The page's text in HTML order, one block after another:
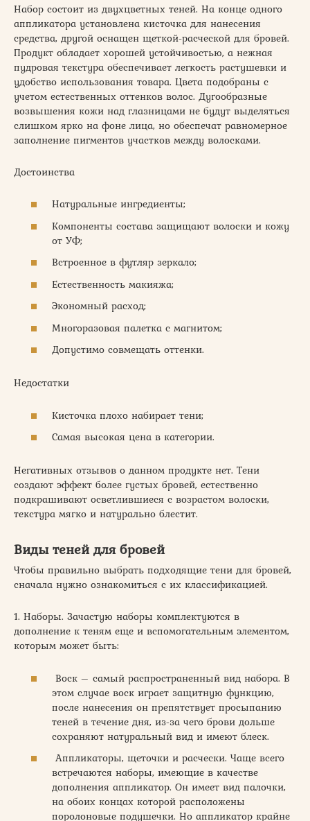
Набор состоит из двухцветных теней. На конце одного
аппликатора установлена кисточка для нанесения
средства, другой оснащен щеткой-расческой для бровей.
Продукт обладает хорошей устойчивостью, а нежная
пудровая текстура обеспечивает легкость растушевки и
удобство использования товара. Цвета подобраны с
учетом естественных оттенков волос. Дугообразные
возвышения кожи над глазницами не будут выделяться
слишком ярко на фоне лица, но обеспечат равномерное
заполнение пигментов участков между волосками.
Достоинства
Натуральные ингредиенты;
Компоненты состава защищают волоски и кожу
от УФ;
Встроенное в футляр зеркало;
Естественность макияжа;
Экономный расход;
Многоразовая палетка с магнитом;
Допустимо совмещать оттенки.
Недостатки
Кисточка плохо набирает тени;
Самая высокая цена в категории.
Негативных отзывов о данном продукте нет. Тени
создают эффект более густых бровей, естественно
подкрашивают осветлившиеся с возрастом волоски,
текстура мягко и натурально блестит.
Виды теней для бровей
Чтобы правильно выбрать подходящие тени для бровей,
сначала нужно ознакомиться с их классификацией.
1. Наборы. Зачастую наборы комплектуются в
дополнение к теням еще и вспомогательным элементом,
которым может быть:
Воск – самый распространенный вид набора. В
этом случае воск играет защитную функцию,
после нанесения он препятствует просыпанию
теней в течение дня, из-за чего брови дольше
сохраняют натуральный вид и имеют блеск.
Аппликаторы, щеточки и расчески. Чаще всего
встречаются наборы, имеющие в качестве
дополнения аппликатор. Он имеет вид палочки,
на обоих концах которой расположены
поролоновые подушечки. Но аппликатор крайне